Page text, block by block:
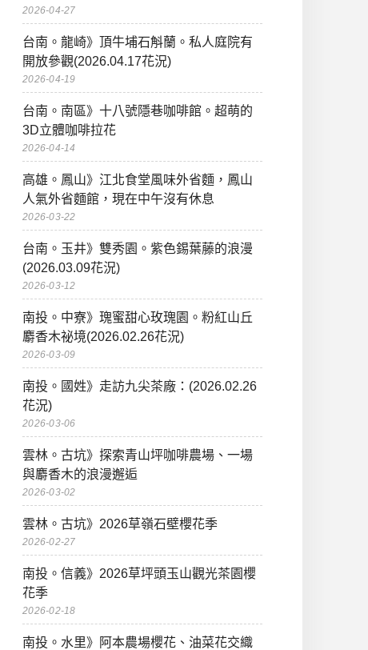
2026-04-27
台南。龍崎》頂牛埔石斛蘭。私人庭院有
開放參觀(2026.04.17花況)
2026-04-19
台南。南區》十八號隱巷咖啡館。超萌的
3D立體咖啡拉花
2026-04-14
高雄。鳳山》江北食堂風味外省麵，鳳山
人氣外省麵館，現在中午沒有休息
2026-03-22
台南。玉井》雙秀園。紫色錫葉藤的浪漫
(2026.03.09花況)
2026-03-12
南投。中寮》瑰蜜甜心玫瑰園。粉紅山丘
麝香木祕境(2026.02.26花況)
2026-03-09
南投。國姓》走訪九尖茶廠：(2026.02.26
花況)
2026-03-06
雲林。古坑》探索青山坪咖啡農場、一場
與麝香木的浪漫邂逅
2026-03-02
雲林。古坑》2026草嶺石壁櫻花季
2026-02-27
南投。信義》2026草坪頭玉山觀光茶園櫻
花季
2026-02-18
南投。水里》阿本農場櫻花、油菜花交織